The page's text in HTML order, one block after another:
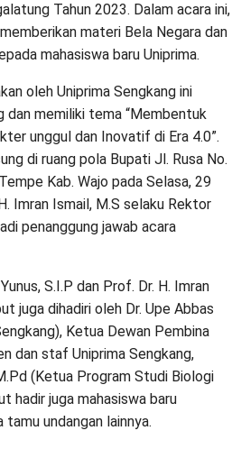
Tahun 2023. Dalam acara ini,
materi Bela Negara dan
mahasiswa baru Uniprima.
oleh Uniprima Sengkang ini
dan memiliki tema “Membentuk
unggul dan Inovatif di Era 4.0”.
di ruang pola Bupati Jl. Rusa No.
Kab. Wajo pada Selasa, 29
Imran Ismail, M.S selaku Rektor
penanggung jawab acara
S.I.P dan Prof. Dr. H. Imran
juga dihadiri oleh Dr. Upe Abbas
Ketua Dewan Pembina
dan staf Uniprima Sengkang,
(Ketua Program Studi Biologi
hadir juga mahasiswa baru
undangan lainnya.